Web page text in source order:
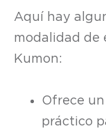
Aquí hay
modalidad de
Kumon:
Ofrece
práctico